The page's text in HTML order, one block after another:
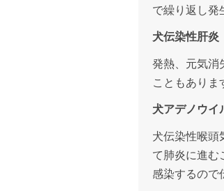
で繰り返し発
犬伝染性肝炎
発熱、元気消
こともありま
犬アデノウイ
犬伝染性喉頭
て肺炎に進む
感染するので